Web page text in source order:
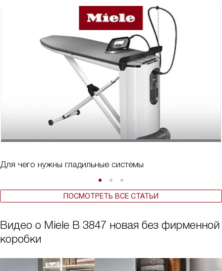
Для чего нужны гладильные системы
ПОСМОТРЕТЬ ВСЕ СТАТЬИ
Видео о Miele B 3847 новая без фирменной
коробки